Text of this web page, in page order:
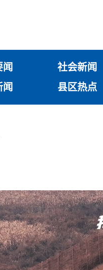
闻 社会新闻
县区热点